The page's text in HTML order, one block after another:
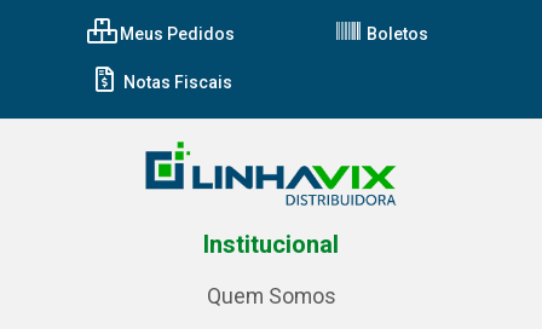
Meus Pedidos Boletos
Notas Fiscais
Institucional
Quem Somos